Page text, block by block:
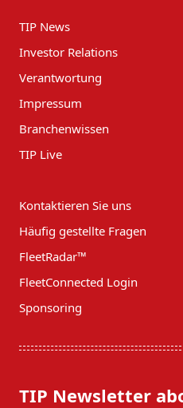
TIP News
Investor Relations
Verantwortung
Impressum
Branchenwissen
TIP Live
Kontaktieren Sie uns
Häufig gestellte Fragen
FleetRadar™
FleetConnected Login
Sponsoring
TIP Newsletter